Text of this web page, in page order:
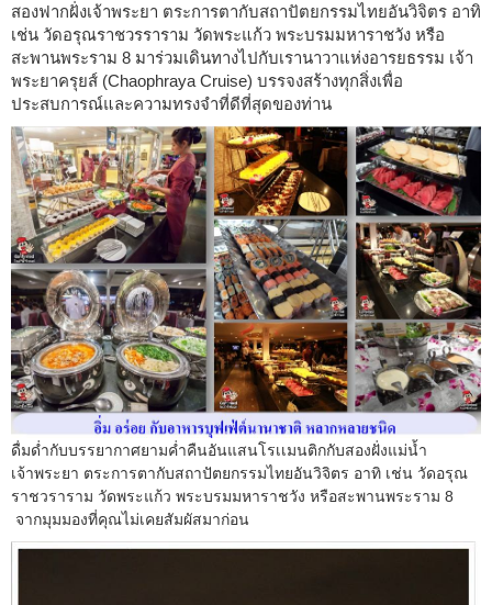
สองฟากฝั่งเจ้าพระยา ตระการตากับสถาปัตยกรรมไทยอันวิจิตร อาทิ
เช่น วัดอรุณราชวรราราม วัดพระแก้ว พระบรมมหาราชวัง หรือ
สะพานพระราม 8 มาร่วมเดินทางไปกับเรานาวาแห่งอารยธรรม เจ้า
พระยาครุยส์ (Chaophraya Cruise) บรรจงสร้างทุกสิ่งเพื่อ
ประสบการณ์และความทรงจำที่ดีที่สุดของท่าน
ดื่มด่ำกับบรรยากาศยามค่ำคืนอันแสนโรเเมนติกกับสองฝั่งแม่น้ำ
เจ้าพระยา ตระการตากับสถาปัตยกรรมไทยอันวิจิตร อาทิ เช่น วัดอรุณ
ราชวราราม วัดพระแก้ว พระบรมมหาราชวัง หรือสะพานพระราม 8
จากมุมมองที่คุณไม่เคยสัมผัสมาก่อน